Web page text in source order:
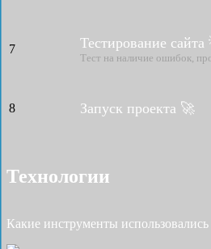
7 Тестирование сайта
Тест на наличие ошибок,
8 Запуск проекта 🚀
Технологии
Какие инструменты использовались